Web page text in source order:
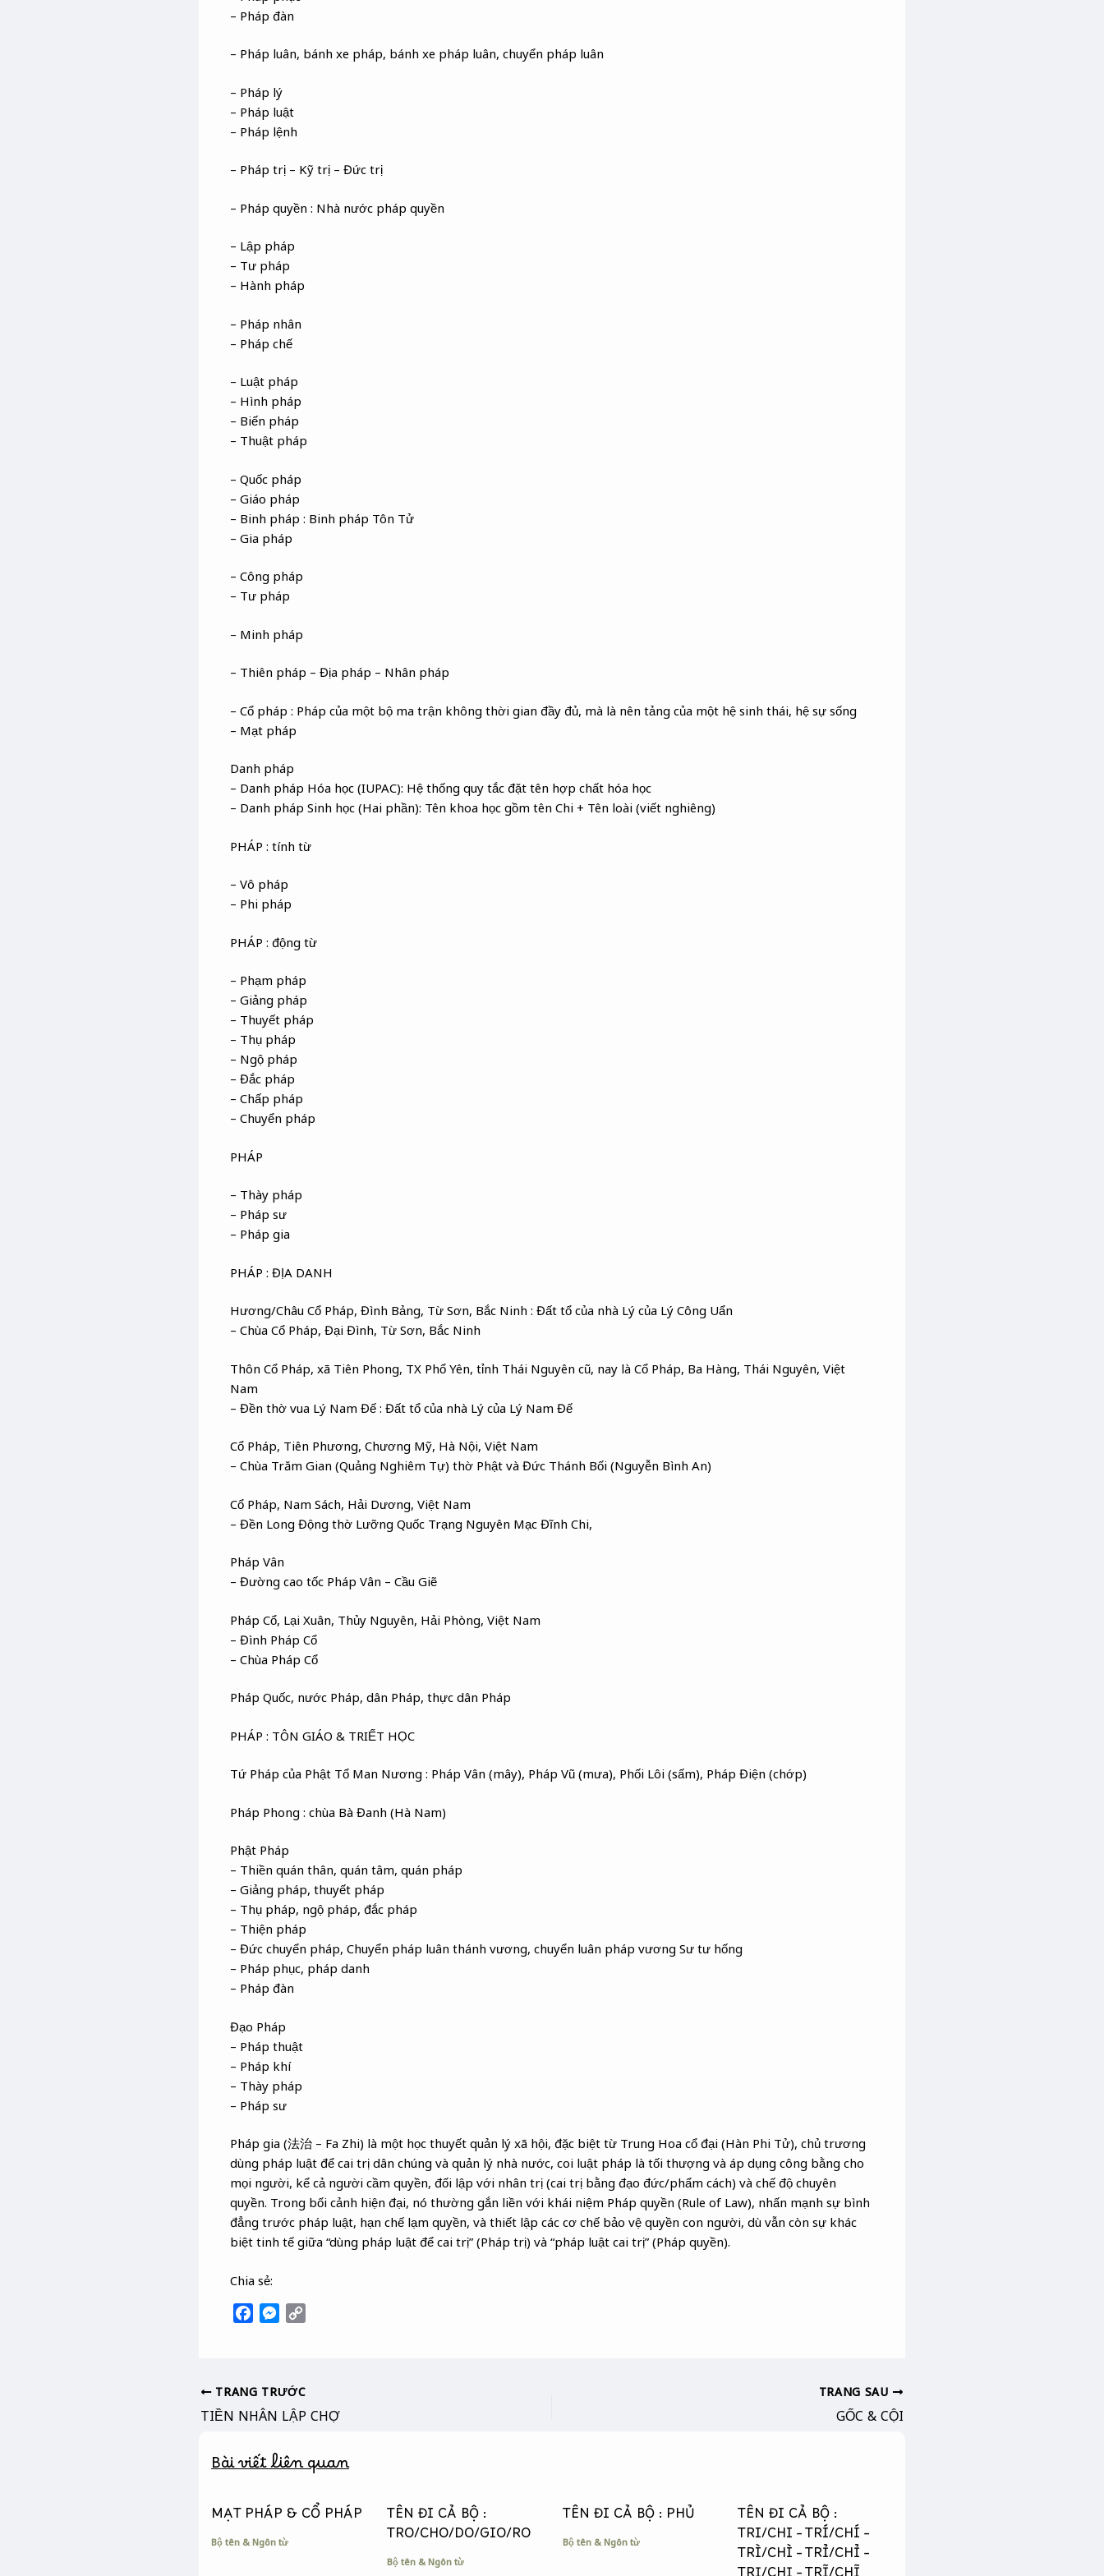
– Pháp đàn
– Pháp luân, bánh xe pháp, bánh xe pháp luân, chuyển pháp luân
– Pháp lý
– Pháp luật
– Pháp lệnh
– Pháp trị – Kỹ trị – Đức trị
– Pháp quyền : Nhà nước pháp quyền
– Lập pháp
– Tư pháp
– Hành pháp
– Pháp nhân
– Pháp chế
– Luật pháp
– Hình pháp
– Biến pháp
– Thuật pháp
– Quốc pháp
– Giáo pháp
– Binh pháp : Binh pháp Tôn Tử
– Gia pháp
– Công pháp
– Tư pháp
– Minh pháp
– Thiên pháp – Địa pháp – Nhân pháp
– Cổ pháp : Pháp của một bộ ma trận không thời gian đầy đủ, mà là nên tảng của một hệ sinh thái, hệ sự sống
– Mạt pháp
Danh pháp
– Danh pháp Hóa học (IUPAC): Hệ thống quy tắc đặt tên hợp chất hóa học
– Danh pháp Sinh học (Hai phần): Tên khoa học gồm tên Chi + Tên loài (viết nghiêng)
PHÁP : tính từ
– Vô pháp
– Phi pháp
PHÁP : động từ
– Phạm pháp
– Giảng pháp
– Thuyết pháp
– Thụ pháp
– Ngộ pháp
– Đắc pháp
– Chấp pháp
– Chuyển pháp
PHÁP
– Thày pháp
– Pháp sư
– Pháp gia
PHÁP : ĐỊA DANH
Hương/Châu Cổ Pháp, Đình Bảng, Từ Sơn, Bắc Ninh : Đất tổ của nhà Lý của Lý Công Uẩn
– Chùa Cổ Pháp, Đại Đình, Từ Sơn, Bắc Ninh
Thôn Cổ Pháp, xã Tiên Phong, TX Phổ Yên, tỉnh Thái Nguyên cũ, nay là Cổ Pháp, Ba Hàng, Thái Nguyên, Việt
Nam
– Đền thờ vua Lý Nam Đế : Đất tổ của nhà Lý của Lý Nam Đế
Cổ Pháp, Tiên Phương, Chương Mỹ, Hà Nội, Việt Nam
– Chùa Trăm Gian (Quảng Nghiêm Tự) thờ Phật và Đức Thánh Bối (Nguyễn Bình An)
Cổ Pháp, Nam Sách, Hải Dương, Việt Nam
– Đền Long Động thờ Lưỡng Quốc Trạng Nguyên Mạc Đĩnh Chi,
Pháp Vân
– Đường cao tốc Pháp Vân – Cầu Giẽ
Pháp Cổ, Lại Xuân, Thủy Nguyên, Hải Phòng, Việt Nam
– Đình Pháp Cổ
– Chùa Pháp Cổ
Pháp Quốc, nước Pháp, dân Pháp, thực dân Pháp
PHÁP : TÔN GIÁO & TRIẾT HỌC
Tứ Pháp của Phật Tổ Man Nương : Pháp Vân (mây), Pháp Vũ (mưa), Phối Lôi (sấm), Pháp Điện (chớp)
Pháp Phong : chùa Bà Đanh (Hà Nam)
Phật Pháp
– Thiền quán thân, quán tâm, quán pháp
– Giảng pháp, thuyết pháp
– Thụ pháp, ngộ pháp, đắc pháp
– Thiện pháp
– Đức chuyển pháp, Chuyển pháp luân thánh vương, chuyển luân pháp vương Sư tư hống
– Pháp phục, pháp danh
– Pháp đàn
Đạo Pháp
– Pháp thuật
– Pháp khí
– Thày pháp
– Pháp sư
Pháp gia (法治 – Fa Zhi) là một học thuyết quản lý xã hội, đặc biệt từ Trung Hoa cổ đại (Hàn Phi Tử), chủ trương
dùng pháp luật để cai trị dân chúng và quản lý nhà nước, coi luật pháp là tối thượng và áp dụng công bằng cho
mọi người, kể cả người cầm quyền, đối lập với nhân trị (cai trị bằng đạo đức/phẩm cách) và chế độ chuyên
quyền. Trong bối cảnh hiện đại, nó thường gắn liền với khái niệm Pháp quyền (Rule of Law), nhấn mạnh sự bình
đẳng trước pháp luật, hạn chế lạm quyền, và thiết lập các cơ chế bảo vệ quyền con người, dù vẫn còn sự khác
biệt tinh tế giữa “dùng pháp luật để cai trị” (Pháp trị) và “pháp luật cai trị” (Pháp quyền).
Chia sẻ:
b
o
k
M
e
n
e
r
L
i
TRANG TRƯỚC
TIỀN NHÂN LẬP CHỢ
TRANG SAU
GỐC & CỘI
Bài viết liên quan
MẠT PHÁP & CỔ PHÁP
Bộ tên & Ngôn từ
TÊN ĐI CẢ BỘ :
TRO/CHO/DO/GIO/RO
Bộ tên & Ngôn từ
TÊN ĐI CẢ BỘ : PHỦ
Bộ tên & Ngôn từ
TÊN ĐI CẢ BỘ :
TRI/CHI – TRÍ/CHÍ –
TRÌ/CHÌ – TRỈ/CHỈ –